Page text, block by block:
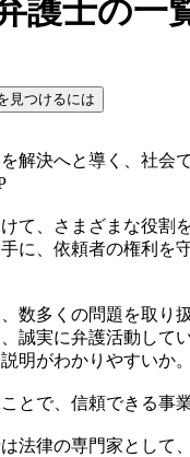
護士の一
見つけるには
解決へと導く、社会
て、さまざまな役割
に、依頼者の権利を
数多くの問題を取り
誠実に弁護活動して
明がわかりやすいか
とで、信頼できる事
法律の専門家として